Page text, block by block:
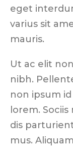
eget
varius sit
mauris.
Ut ac elit
nibh.
non ipsum
lorem.
dis
mus.